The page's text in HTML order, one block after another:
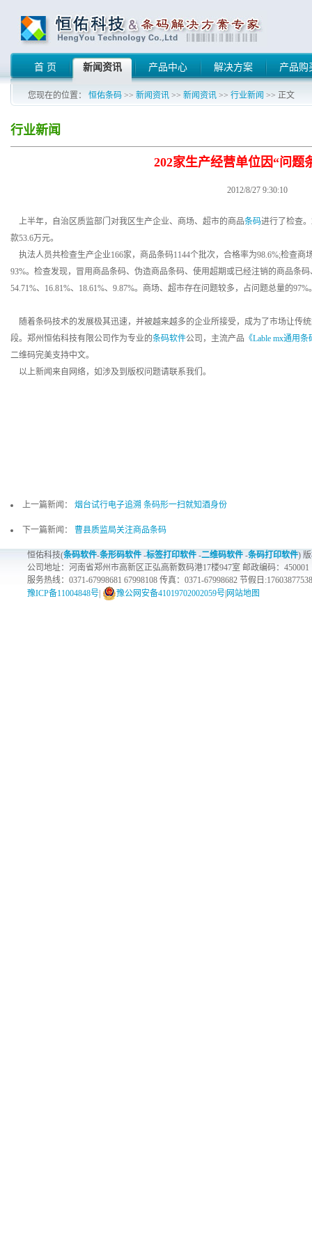
首 页 新闻资讯 产品中心 解决方案 产品购
您现在的位置： 恒佑条码 >> 新闻资讯 >> 新闻资讯 >> 行业新闻 >> 正文
行业新闻
202家生产经营单位因“问题
2012/8/27 9:30:10
上半年，自治区质监部门对我区生产企业、商场、超市的商品条码进行了检查
款53.6万元。
执法人员共检查生产企业166家，商品条码1144个批次，合格率为98.6%;检查商
93%。检查发现，冒用商品条码、伪造商品条码、使用超期或已经注销的商品条
54.71%、16.81%、18.61%、9.87%。商场、超市存在问题较多，占问题总量的
随着条码技术的发展极其迅速，并被越来越多的企业所接受，成为了市场让传
段。郑州恒佑科技有限公司作为专业的条码软件公司，主流产品 《Lable mx通用
二维码完美支持中文。
以上新闻来自网络，如涉及到版权问题请联系我们。
上一篇新闻： 烟台试行电子追溯 条码形一扫就知酒身份
下一篇新闻： 曹县质监局关注商品条码
恒佑科技(条码软件-条形码软件 -标签打印软件 -二维码软件 -条码打印软件)
公司地址：河南省郑州市高新区正弘高新数码港17楼947室 邮政编码：450001
服务热线：0371-67998681 67998108 传真：0371-67998682 节假日:17603877538
豫ICP备11004848号
豫公网安备41019702002059号 网站地图